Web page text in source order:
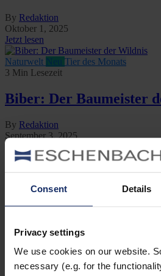
Consent Details
Privacy settings
We use cookies on our website.
necessary (e.g. for the
By Redaktion
Oktober 1, 2025
Jetzt lesen
Naturwelt
Tier des Monats
3 Min Lesezeit
Biber: Der Baumeister
By Redaktion
September 3, 2025
Der Luchs: Stiller Jäger
ByRedaktion
Jetzt lesen